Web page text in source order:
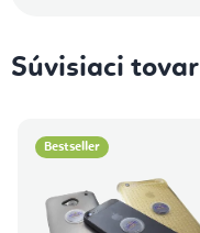
Súvisiaci tovar
Bestseller